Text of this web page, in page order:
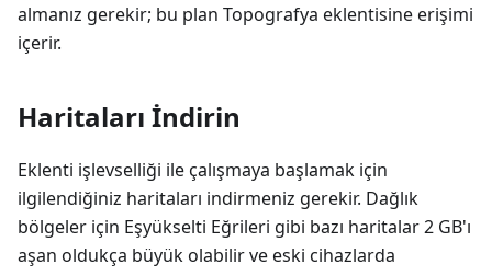
almanız gerekir; bu plan Topografya eklentisine erişimi
içerir.
Haritaları İndirin
Eklenti işlevselliği ile çalışmaya başlamak için
ilgilendiğiniz haritaları indirmeniz gerekir. Dağlık
bölgeler için Eşyükselti Eğrileri gibi bazı haritalar 2 GB'ı
aşan oldukça büyük olabilir ve eski cihazlarda